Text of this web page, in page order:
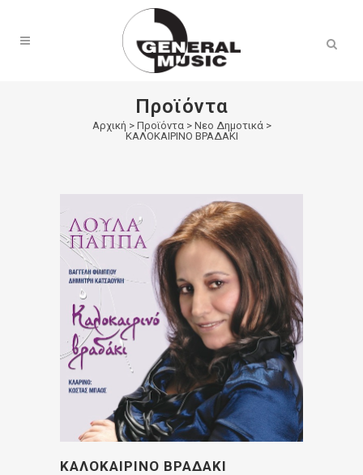
Προϊόντα
Αρχική > Προϊόντα> Νεο Δημοτικά>
ΚΑΛΟΚΑΙΡΙΝΟ ΒΡΑΔΑΚΙ
ΚΑΛΟΚΑΙΡΙΝΟ ΒΡΑΔΑΚΙ